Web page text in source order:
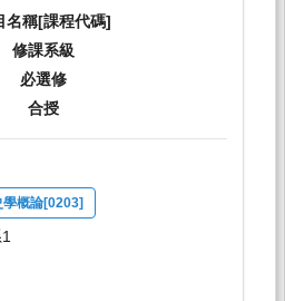
名稱[課程代碼]
修課系級
必選修
合授
學概論[0203]